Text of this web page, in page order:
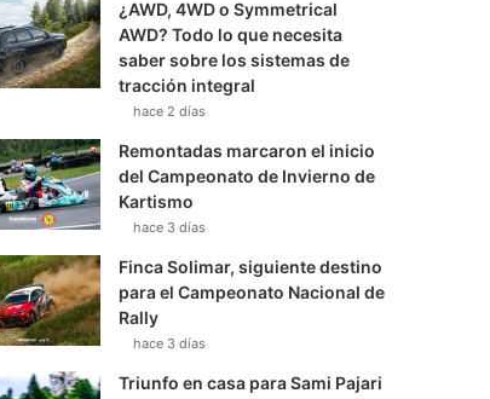
¿AWD, 4WD o Symmetrical
AWD? Todo lo que necesita
saber sobre los sistemas de
tracción integral
hace 2 días
Remontadas marcaron el inicio
del Campeonato de Invierno de
Kartismo
hace 3 días
Finca Solimar, siguiente destino
para el Campeonato Nacional de
Rally
hace 3 días
Triunfo en casa para Sami Pajari